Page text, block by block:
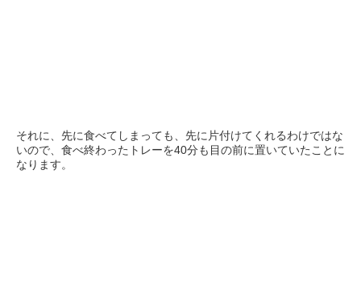
それに、先に食べてしまっても、先に片付けてくれるわけではな
いので、食べ終わったトレーを40分も目の前に置いていたことに
なります。